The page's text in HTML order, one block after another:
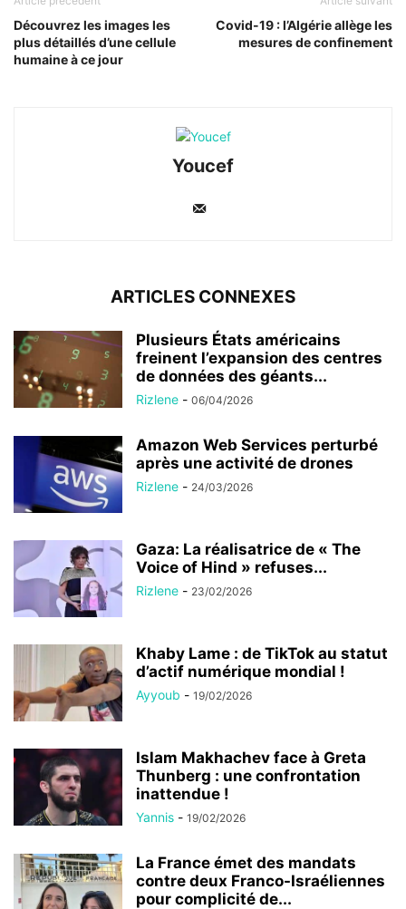
Découvrez les images les
plus détaillés d’une cellule
humaine à ce jour
Covid-19 : l’Algérie allège les
mesures de confinement
Youcef
ARTICLES CONNEXES
Plusieurs États américains
freinent l’expansion des centres
de données des géants...
Rizlene - 06/04/2026
Amazon Web Services perturbé
après une activité de drones
Rizlene - 24/03/2026
Gaza: La réalisatrice de « The
Voice of Hind » refuses...
Rizlene - 23/02/2026
Khaby Lame : de TikTok au statut
d’actif numérique mondial !
Ayyoub - 19/02/2026
Islam Makhachev face à Greta
Thunberg : une confrontation
inattendue !
Yannis - 19/02/2026
La France émet des mandats
contre deux Franco-Israéliennes
pour complicité de...